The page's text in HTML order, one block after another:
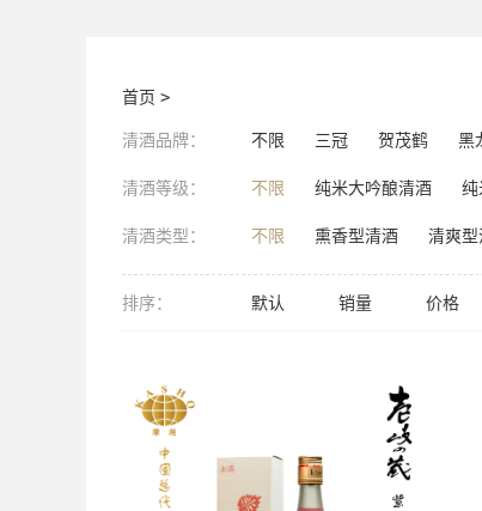
首页 >
清酒品牌： 不限 三冠 贺茂鹤 黑
清酒等级： 不限 纯米大吟酿清酒 纯
清酒类型： 不限 熏香型清酒 清爽型
排序： 默认 销量 价格